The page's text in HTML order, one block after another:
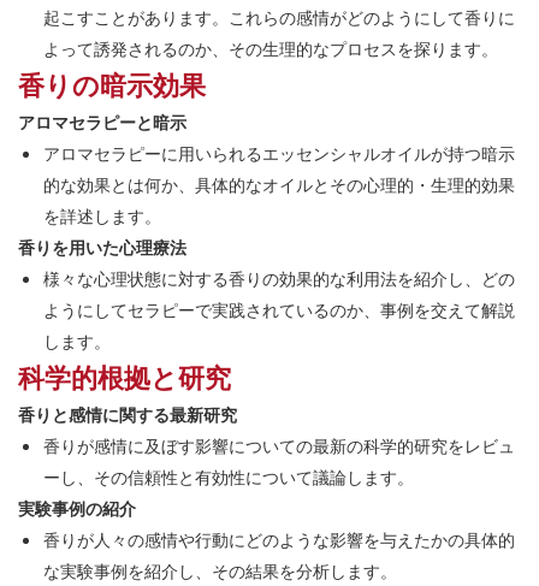
起こすことがあります。これらの感情がどのようにして香りに
よって誘発されるのか、その生理的なプロセスを探ります。
香りの暗示効果
アロマセラピーと暗示
アロマセラピーに用いられるエッセンシャルオイルが持つ暗示
的な効果とは何か、具体的なオイルとその心理的・生理的効果
を詳述します。
香りを用いた心理療法
様々な心理状態に対する香りの効果的な利用法を紹介し、どの
ようにしてセラピーで実践されているのか、事例を交えて解説
します。
科学的根拠と研究
香りと感情に関する最新研究
香りが感情に及ぼす影響についての最新の科学的研究をレビュ
ーし、その信頼性と有効性について議論します。
実験事例の紹介
香りが人々の感情や行動にどのような影響を与えたかの具体的
な実験事例を紹介し、その結果を分析します。